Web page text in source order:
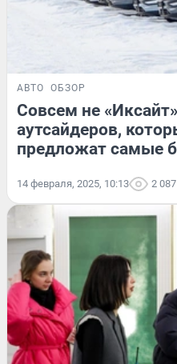
АВТО ОБЗОР
Совсем не
аутсайдеров,
предложат самые
14 февраля, 2025, 10:13 2 087